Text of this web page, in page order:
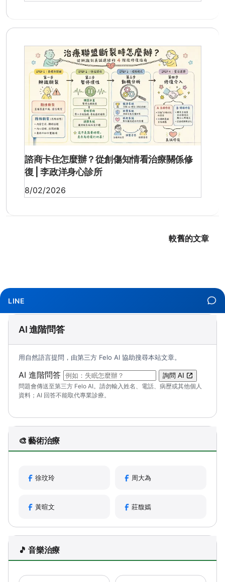
諮商卡住怎麼辦？從創傷知情看治療關係修
復 | 李政洋身心診所
8/02/2026
較舊的文章
LINE
AI 進階問答
用自然語言提問，由第三方 Felo AI 協助搜尋本站文章。
AI 進階問答 （可輸入自然語言問題；送出後會開啟 Felo
詢問 AI
問題會傳送至第三方 Felo AI。請勿輸入姓名、電話、病歷或其他個人
資料；AI 回答不能取代專業診療。
🎨 藝術治療
徐玟玲 周大為
黃暄文 莊馥嫣
🎵 音樂治療